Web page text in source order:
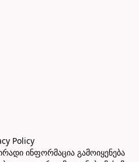
Policy
ინფორმაცია გამოიყენება